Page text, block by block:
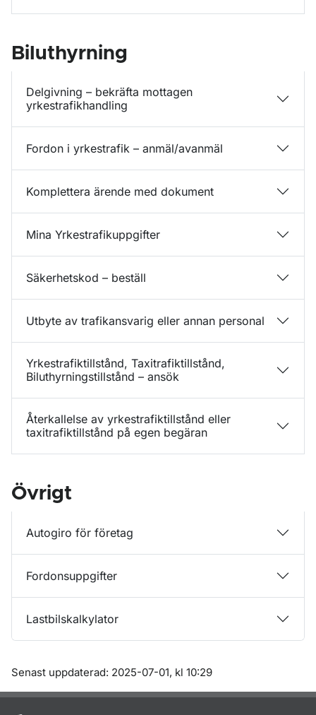
Biluthyrning
Delgivning – bekräfta mottagen
yrkestrafikhandling
Fordon i yrkestrafik – anmäl/avanmäl
Komplettera ärende med dokument
Mina Yrkestrafikuppgifter
Säkerhetskod – beställ
Utbyte av trafikansvarig eller annan personal
Yrkestrafiktillstånd, Taxitrafiktillstånd,
Biluthyrningstillstånd – ansök
Återkallelse av yrkestrafiktillstånd eller
taxitrafiktillstånd på egen begäran
Övrigt
Autogiro för företag
Fordonsuppgifter
Lastbilskalkylator
Om sidan
Senast uppdaterad: 2025-07-01, kl 10:29